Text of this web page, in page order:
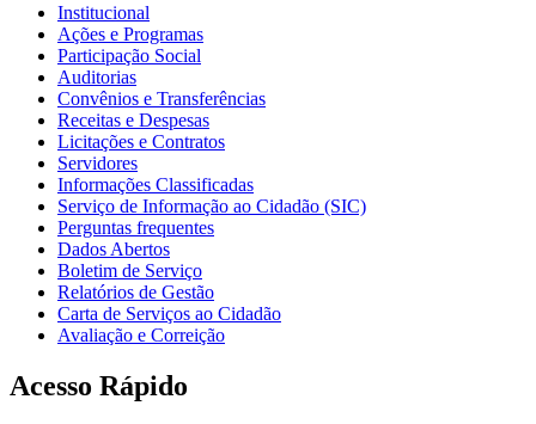
Institucional
Ações e Programas
Participação Social
Auditorias
Convênios e Transferências
Receitas e Despesas
Licitações e Contratos
Servidores
Informações Classificadas
Serviço de Informação ao Cidadão (SIC)
Perguntas frequentes
Dados Abertos
Boletim de Serviço
Relatórios de Gestão
Carta de Serviços ao Cidadão
Avaliação e Correição
Acesso Rápido